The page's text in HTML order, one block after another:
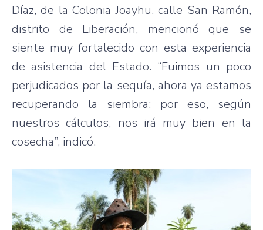
Díaz, de la Colonia Joayhu, calle San Ramón,
distrito de Liberación, mencionó que se
siente muy fortalecido con esta experiencia
de asistencia del Estado. “Fuimos un poco
perjudicados por la sequía, ahora ya estamos
recuperando la siembra; por eso, según
nuestros cálculos, nos irá muy bien en la
cosecha”, indicó.